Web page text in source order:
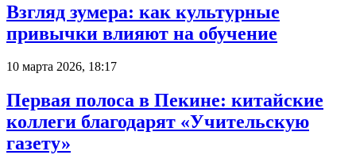
Взгляд зумера: как культурные
привычки влияют на обучение
10 марта 2026, 18:17
Первая полоса в Пекине: китайские
коллеги благодарят «Учительскую
газету»